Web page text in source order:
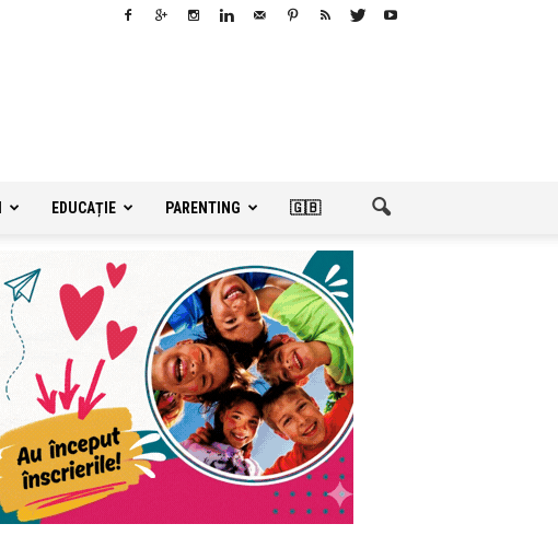
EDUCAȚIE PARENTING 🇬🇧